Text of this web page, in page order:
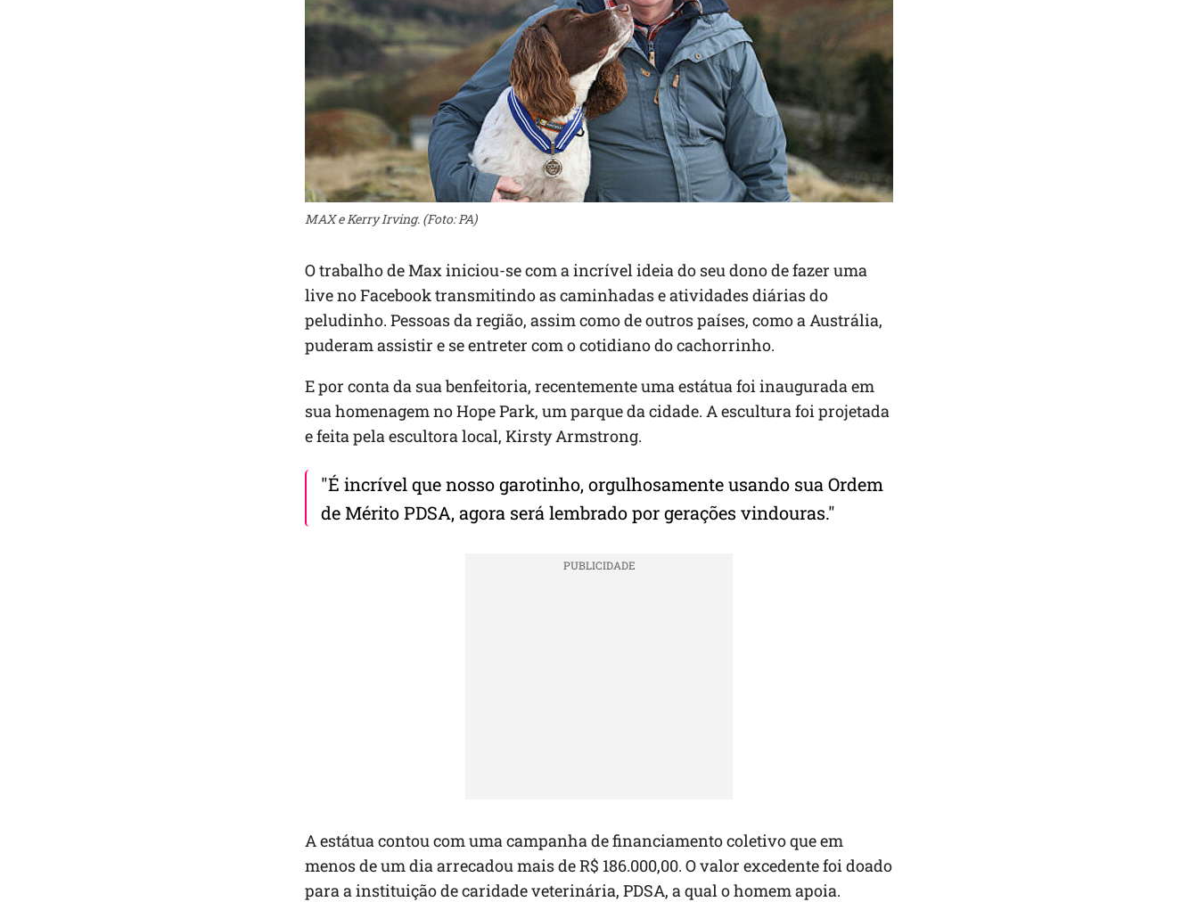
MAX e Kerry Irving. (Foto: PA)
O trabalho de Max iniciou-se com a incrível ideia do seu dono de fazer uma
live no Facebook transmitindo as caminhadas e atividades diárias do
peludinho. Pessoas da região, assim como de outros países, como a Austrália,
puderam assistir e se entreter com o cotidiano do cachorrinho.
E por conta da sua benfeitoria, recentemente uma estátua foi inaugurada em
sua homenagem no Hope Park, um parque da cidade. A escultura foi projetada
e feita pela escultora local, Kirsty Armstrong.
"É incrível que nosso garotinho, orgulhosamente usando sua Ordem
de Mérito PDSA, agora será lembrado por gerações vindouras."
A estátua contou com uma campanha de financiamento coletivo que em
menos de um dia arrecadou mais de R$ 186.000,00. O valor excedente foi doado
para a instituição de caridade veterinária, PDSA, a qual o homem apoia.